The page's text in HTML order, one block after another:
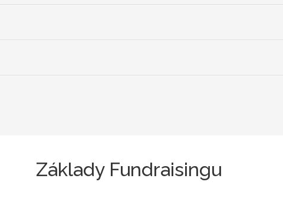
Základy Fundraisingu